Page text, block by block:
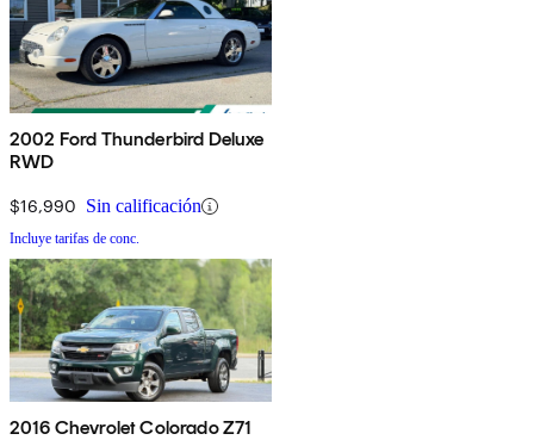
2002 Ford Thunderbird Deluxe
RWD
$16,990 Sin calificación
Incluye tarifas de conc.
2016 Chevrolet Colorado Z71